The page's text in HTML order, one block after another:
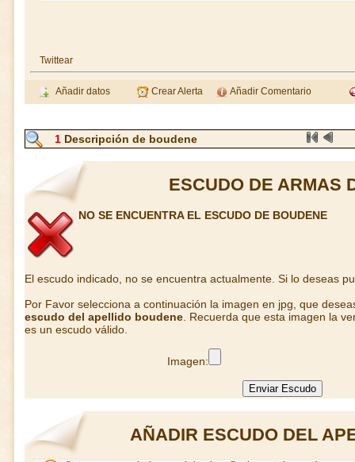
Twittear
Añadir datos Crear Alerta Añadir Comentario
1 Descripción de boudene
ESCUDO DE ARMAS
NO SE ENCUENTRA EL ESCUDO DE BOUDENE
El escudo indicado, no se encuentra actualmente. Si lo deseas
Por Favor selecciona a continuación la imagen en jpg, que
escudo del apellido boudene . Recuerda que esta imagen la
es un escudo válido.
Imagen:
AÑADIR ESCUDO DEL